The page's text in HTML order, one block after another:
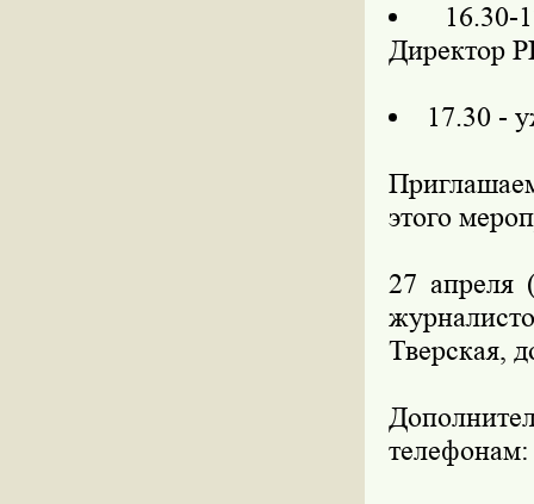
Директор
17.30 -
этого
27 апреля
Тверская,